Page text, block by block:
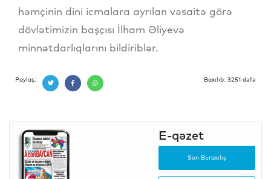
həmçinin dini icmalara ayrılan vəsaitə görə
dövlətimizin başçısı İlham Əliyevə
minnətdarlıqlarını bildiriblər.
Paylaş: Baxılıb: 3251 dəfə
E-qəzet
Son Buraxılış